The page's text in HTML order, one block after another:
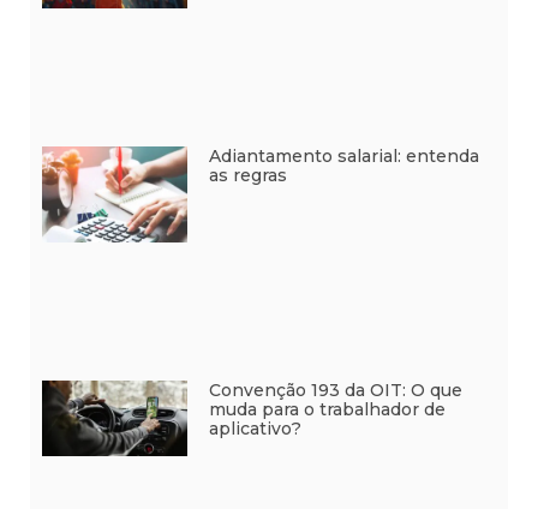
Adiantamento salarial: entenda
as regras
Convenção 193 da OIT: O que
muda para o trabalhador de
aplicativo?